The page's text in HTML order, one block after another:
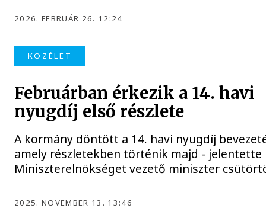
2026. FEBRUÁR 26. 12:24
KÖZÉLET
Februárban érkezik a 14. havi
nyugdíj első részlete
A kormány döntött a 14. havi nyugdíj
amely részletekben történik majd - jelentette
Miniszterelnökséget vezető miniszter
2025. NOVEMBER 13. 13:46